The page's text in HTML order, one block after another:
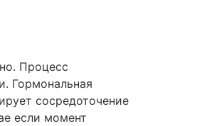
Процесс
Гормональная
сосредоточение
если момент